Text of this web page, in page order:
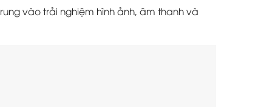
vào trải nghiệm hình ảnh, âm thanh và